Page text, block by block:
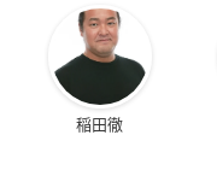
稲田徹